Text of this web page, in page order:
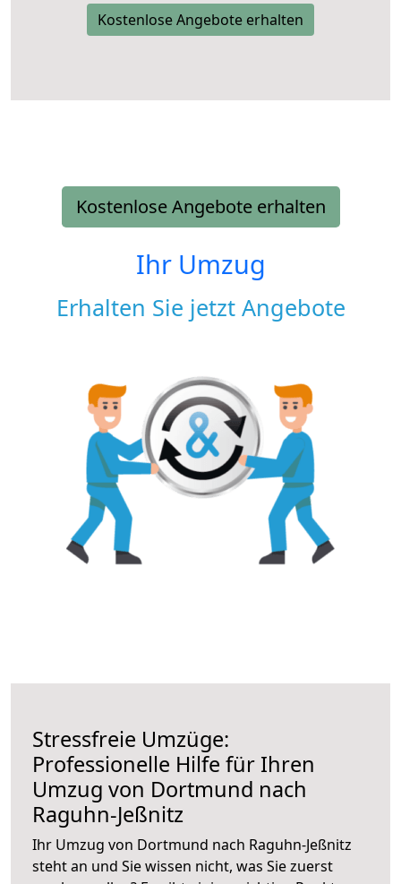
Kostenlose Angebote erhalten
Kostenlose Angebote erhalten
Ihr Umzug
Erhalten Sie jetzt Angebote
Stressfreie Umzüge:
Professionelle Hilfe für Ihren
Umzug von Dortmund nach
Raguhn-Jeßnitz
Ihr Umzug von Dortmund nach Raguhn-Jeßnitz
steht an und Sie wissen nicht, was Sie zuerst